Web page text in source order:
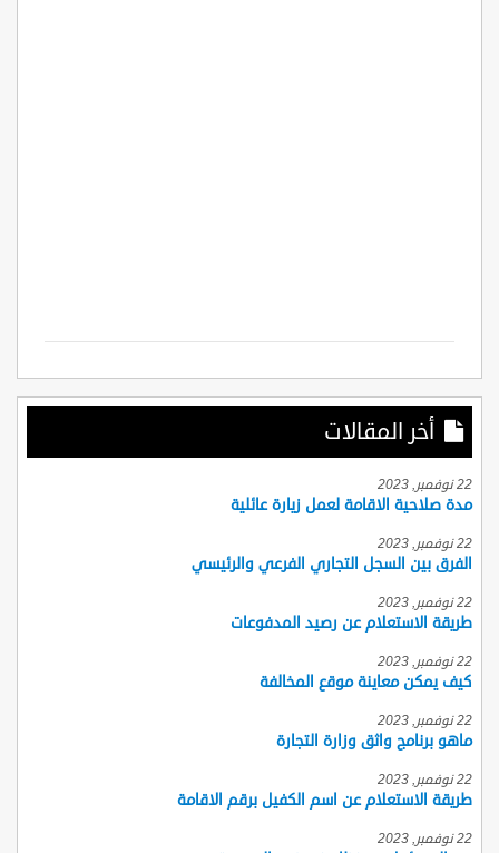
أخر المقالات
22 نوفمبر, 2023
مدة صلاحية الاقامة لعمل زيارة عائلية
22 نوفمبر, 2023
الفرق بين السجل التجاري الفرعي والرئيسي
22 نوفمبر, 2023
طريقة الاستعلام عن رصيد المدفوعات
22 نوفمبر, 2023
كيف يمكن معاينة موقع المخالفة
22 نوفمبر, 2023
ماهو برنامج واثق وزارة التجارة
22 نوفمبر, 2023
طريقة الاستعلام عن اسم الكفيل برقم الاقامة
22 نوفمبر, 2023